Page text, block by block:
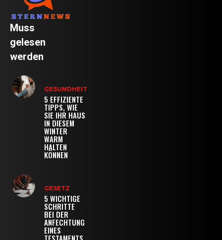
Muss
gelesen
werden
GESUNDHEIT
5 EFFIZIENTE
TIPPS, WIE
SIE IHR HAUS
IN DIESEM
WINTER
WARM
HALTEN
KÖNNEN
GESETZ
5 WICHTIGE
SCHRITTE
BEI DER
ANFECHTUNG
EINES